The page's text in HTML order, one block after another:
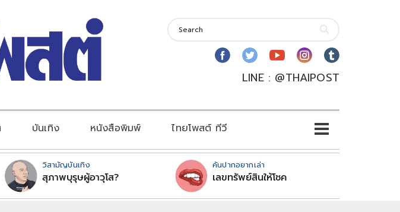
LINE : @THAIPOST
บันเทิง หนังสือพิมพ์ ไทยโพสต์ ทีวี
วิสามัญบันเทิง
สุภาพบุรุษผู้อาวุโส?
คันปากอยากเล่า
เลขทรัพย์สินให้โชค